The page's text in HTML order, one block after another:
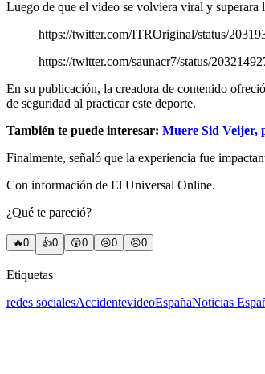
Luego de que el video se volviera viral y superara
https://twitter.com/ITROriginal/status/
https://twitter.com/saunacr7/status/
En su publicación, la creadora de contenido
de seguridad al practicar este deporte.
También te puede interesar: Muere Sid Veijer,
Finalmente, señaló que la experiencia fue
Con información de El Universal Online.
¿Qué te pareció?
🔥0 👍0 😲0 😢0 😠0
Etiquetas
redes socialesAccidentevideoEspañaNoticias